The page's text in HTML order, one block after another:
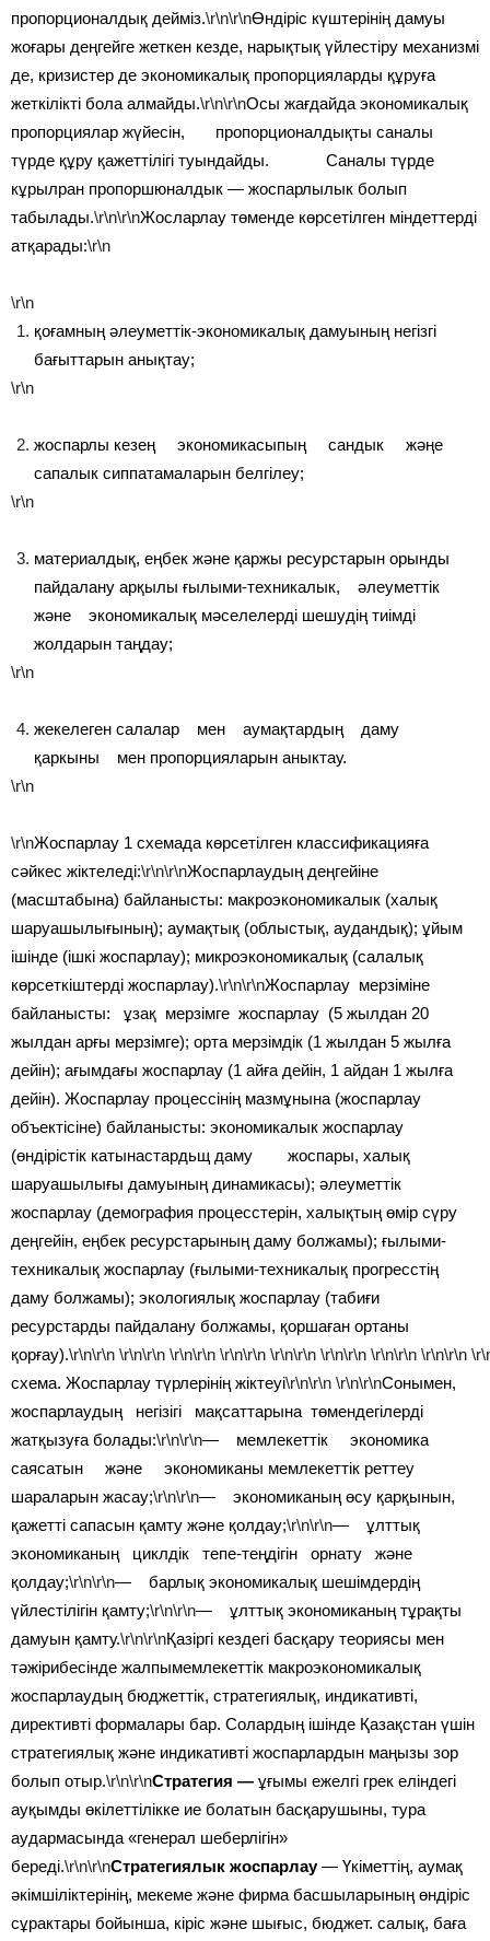
пропорционалдық дейміз.\r\n\r\nӨндіріс күштерінің дамуы
жоғары деңгейге жеткен кезде, нарықтық үйлестіру механизмі
де, кризистер де экономикалық пропорцияларды құруға
жеткілікті бола алмайды.\r\n\r\nОсы жағдайда экономикалық
пропорциялар жүйесін, пропорционалдықты саналы
түрде құру қажеттілігі туындайды. Саналы түрде
кұрылран пропоршюналдык — жоспарлылык болып
табылады.\r\n\r\nЖосларлау төменде көрсетілген міндеттерді
атқарады:\r\n
\r\n
қоғамның әлеуметтік-экономикалық дамуының негізгі
бағыттарын анықтау;
\r\n
жоспарлы кезең экономикасыпың сандык жәңе
сапалык сиппатамаларын белгілеу;
\r\n
материалдық, еңбек және қаржы ресурстарын орынды
пайдалану арқылы ғылыми-техникалык, әлеуметтік
және экономикалық мәселелерді шешудің тиімді
жолдарын таңдау;
\r\n
жекелеген салалар мен аумақтардың даму
қаркыны мен пропорцияларын аныктау.
\r\n
\r\nЖоспарлау 1 схемада көрсетілген классификацияға
сәйкес жіктеледі:\r\n\r\nЖоспарлаудың деңгейіне
(масштабына) байланысты: макроэкономикалык (халық
шаруашылығының); аумақтық (облыстық, аудандық); ұйым
ішінде (ішкі жоспарлау); микроэкономикалық (салалық
көрсеткіштерді жоспарлау).\r\n\r\nЖоспарлау мерзіміне
байланысты: ұзақ мерзімге жоспарлау (5 жылдан 20
жылдан арғы мерзімге); орта мерзімдік (1 жылдан 5 жылға
дейін); ағымдағы жоспарлау (1 айға дейін, 1 айдан 1 жылға
дейін). Жоспарлау процессінің мазмұнына (жоспарлау
объектісіне) байланысты: экономикалык жоспарлау
(өндірістік катынастардьщ даму жоспары, халық
шаруашылығы дамуының динамикасы); әлеуметтік
жоспарлау (демография процесстерін, халықтың өмір сүру
деңгейін, еңбек ресурстарының даму болжамы); ғылыми-
техникалық жоспарлау (ғылыми-техникалық прогресстің
даму болжамы); экологиялық жоспарлау (табиғи
ресурстарды пайдалану болжамы, қоршаған ортаны
қорғау).\r\n\r\n \r\n\r\n \r\n\r\n \r\n\r\n \r\n\r\n \r\n\r\n \r\n\r\n \r\n\r\n
схема. Жоспарлау түрлерінің жіктеуі\r\n\r\n \r\n\r\nСонымен,
жоспарлаудың негізігі мақсаттарына төмендегілерді
жатқызуға болады:\r\n\r\n— мемлекеттік экономика
саясатын және экономиканы мемлекеттік реттеу
шараларын жасау;\r\n\r\n— экономиканың өсу қарқынын,
қажетті сапасын қамту және қолдау;\r\n\r\n— ұлттық
экономиканың циклдік тепе-теңдігін орнату және
қолдау;\r\n\r\n— барлық экономикалық шешімдердің
үйлестілігін қамту;\r\n\r\n— ұлттық экономиканың тұрақты
дамуын қамту.\r\n\r\nҚазіргі кездегі басқару теориясы мен
тәжірибесінде жалпымемлекеттік макроэкономикалық
жоспарлаудың бюджеттік, стратегиялық, индикативті,
директивті формалары бар. Солардың ішінде Қазақстан үшін
стратегиялық және индикативті жоспарлардын маңызы зор
болып отыр.\r\n\r\nСтратегия — ұғымы ежелгі грек еліндегі
ауқымды өкілеттілікке ие болатын басқарушыны, тура
аудармасында «генерал шеберлігін»
береді.\r\n\r\nСтратегиялык жоспарлау— Үкіметтің, аумақ
әкімшіліктерінің, мекеме және фирма басшыларының өндіріс
сұрактары бойынша, кіріс және шығыс, бюджет. салық, баға